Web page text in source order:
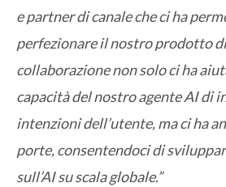
e partner di canale che ci ha
perfezionare il nostro prodotto
collaborazione non solo ci ha
capacità del nostro agente AI di
intenzioni dell’utente, ma ci ha
porte, consentendoci di
sull’AI su scala globale.”